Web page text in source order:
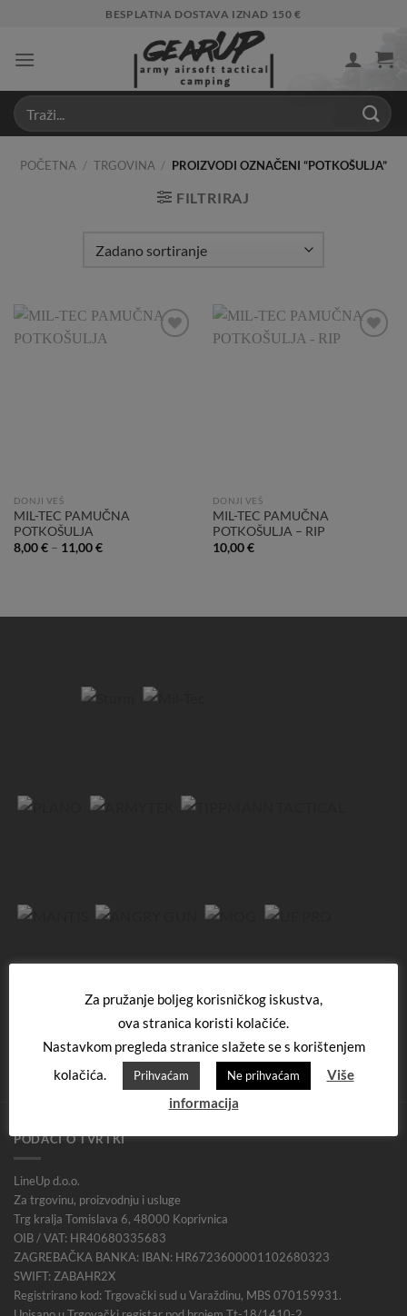
content
BESPLATNA DOSTAVA IZNAD 150 €
POČETNA / TRGOVINA / PROIZVODI OZNAČENI “POTKOŠULJA”
FILTRIRAJ
DONJI VEŠ
MIL-TEC PAMUČNA
POTKOŠULJA
8,00€– 11,00€
DONJI VEŠ
MIL-TEC PAMUČNA
POTKOŠULJA – RIP
10,00€
PODACI O TVRTKI
LineUp d.o.o.
Za trgovinu, proizvodnju i usluge
Trg kralja Tomislava 6, 48000 Koprivnica
OIB / VAT: HR40680335683
ZAGREBAČKA BANKA: IBAN: HR6723600001102680323
SWIFT: ZABAHR2X
Registrirano kod: Trgovački sud u Varaždinu, MBS 070159931.
Za pružanje boljeg korisničkog iskustva,
ova stranica koristi kolačiće.
Nastavkom pregleda stranice slažete se s korištenjem
kolačića.
Prihvaćam Ne prihvaćam
Više
informacija